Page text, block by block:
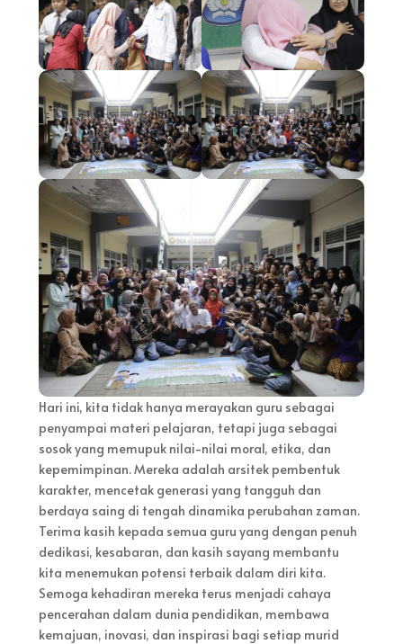
Hari ini, kita tidak hanya merayakan guru sebagai
penyampai materi pelajaran, tetapi juga sebagai
sosok yang memupuk nilai-nilai moral, etika, dan
kepemimpinan. Mereka adalah arsitek pembentuk
karakter, mencetak generasi yang tangguh dan
berdaya saing di tengah dinamika perubahan zaman.
Terima kasih kepada semua guru yang dengan penuh
dedikasi, kesabaran, dan kasih sayang membantu
kita menemukan potensi terbaik dalam diri kita.
Semoga kehadiran mereka terus menjadi cahaya
pencerahan dalam dunia pendidikan, membawa
kemajuan, inovasi, dan inspirasi bagi setiap murid